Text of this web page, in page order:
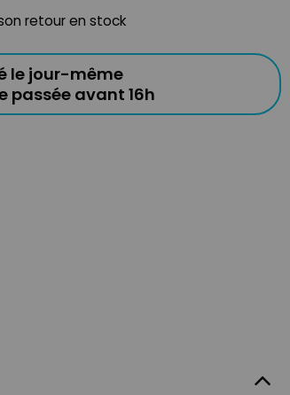
retour en stock
le jour-même
passée avant 16h